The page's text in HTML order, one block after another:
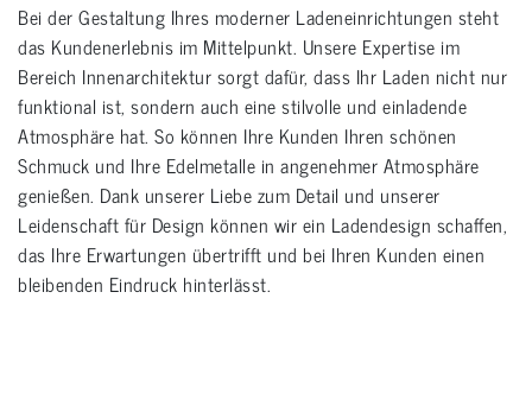
Bei der Gestaltung Ihres moderner Ladeneinrichtungen steht
das Kundenerlebnis im Mittelpunkt. Unsere Expertise im
Bereich Innenarchitektur sorgt dafür, dass Ihr Laden nicht nur
funktional ist, sondern auch eine stilvolle und einladende
Atmosphäre hat. So können Ihre Kunden Ihren schönen
Schmuck und Ihre Edelmetalle in angenehmer Atmosphäre
genießen. Dank unserer Liebe zum Detail und unserer
Leidenschaft für Design können wir ein Ladendesign schaffen,
das Ihre Erwartungen übertrifft und bei Ihren Kunden einen
bleibenden Eindruck hinterlässt.